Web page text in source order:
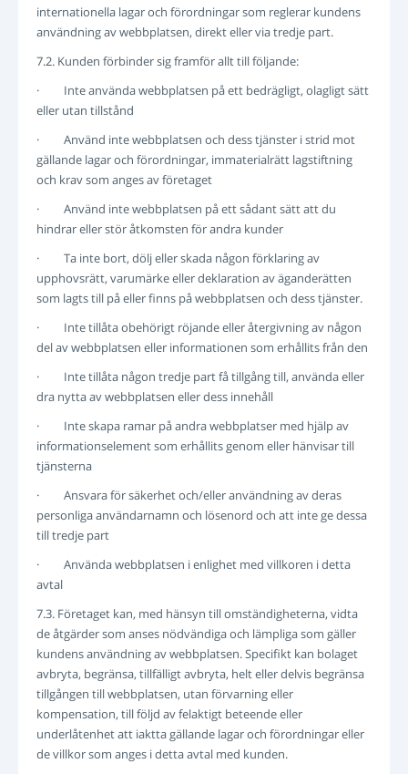
internationella lagar och förordningar som reglerar kundens
användning av webbplatsen, direkt eller via tredje part.
7.2. Kunden förbinder sig framför allt till följande:
· Inte använda webbplatsen på ett bedrägligt, olagligt sätt
eller utan tillstånd
· Använd inte webbplatsen och dess tjänster i strid mot
gällande lagar och förordningar, immaterialrätt lagstiftning
och krav som anges av företaget
· Använd inte webbplatsen på ett sådant sätt att du
hindrar eller stör åtkomsten för andra kunder
· Ta inte bort, dölj eller skada någon förklaring av
upphovsrätt, varumärke eller deklaration av äganderätten
som lagts till på eller finns på webbplatsen och dess tjänster.
· Inte tillåta obehörigt röjande eller återgivning av någon
del av webbplatsen eller informationen som erhållits från den
· Inte tillåta någon tredje part få tillgång till, använda eller
dra nytta av webbplatsen eller dess innehåll
· Inte skapa ramar på andra webbplatser med hjälp av
informationselement som erhållits genom eller hänvisar till
tjänsterna
· Ansvara för säkerhet och/eller användning av deras
personliga användarnamn och lösenord och att inte ge dessa
till tredje part
· Använda webbplatsen i enlighet med villkoren i detta
avtal
7.3. Företaget kan, med hänsyn till omständigheterna, vidta
de åtgärder som anses nödvändiga och lämpliga som gäller
kundens användning av webbplatsen. Specifikt kan bolaget
avbryta, begränsa, tillfälligt avbryta, helt eller delvis begränsa
tillgången till webbplatsen, utan förvarning eller
kompensation, till följd av felaktigt beteende eller
underlåtenhet att iaktta gällande lagar och förordningar eller
de villkor som anges i detta avtal med kunden.